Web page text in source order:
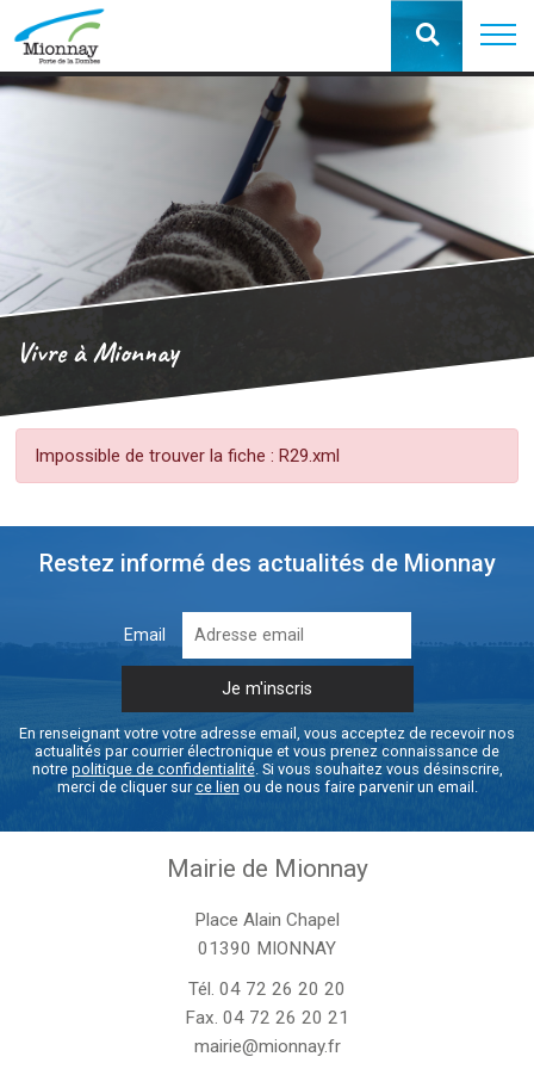
Vivre à Mionnay
Impossible de trouver la fiche : R29.xml
Restez informé des actualités de Mionnay
Email
En renseignant votre votre adresse email, vous acceptez de recevoir nos
actualités par courrier électronique et vous prenez connaissance de
notre politique de confidentialité. Si vous souhaitez vous désinscrire,
merci de cliquer surce lien ou de nous faire parvenir un email.
Mairie de Mionnay
Place Alain Chapel
01390 MIONNAY
Tél. 04 72 26 20 20
Fax. 04 72 26 20 21
mairie@mionnay.fr